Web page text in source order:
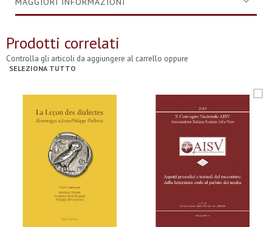
Prodotti correlati
Controlla gli articoli da aggiungere al carrello oppure
SELEZIONA TUTTO